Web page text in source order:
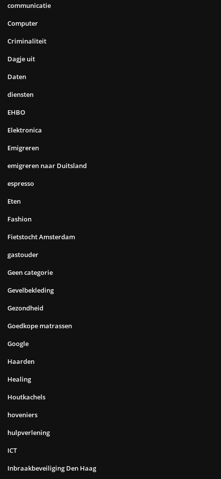
communicatie
Computer
Criminaliteit
Dagje uit
Daten
diensten
EHBO
Elektronica
Emigreren
emigreren naar Duitsland
espresso
Eten
Fashion
Fietstocht Amsterdam
gastouder
Geen categorie
Gevelbekleding
Gezondheid
Goedkope matrassen
Google
Haarden
Healing
Houtkachels
hoveniers
hulpverlening
ICT
Inbraakbeveiliging Den Haag